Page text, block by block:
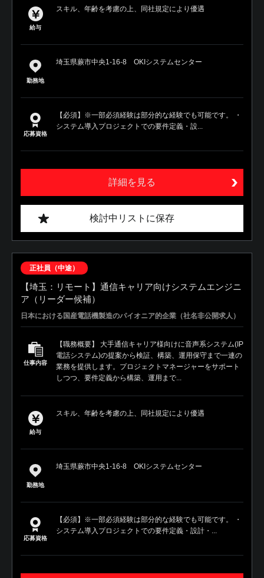
給与
スキル、年齢を考慮の上、同社規定により優遇
勤務地
埼玉県蕨市中央1-16-8 OKIシステムセンター
応募資格
【必須】※一部必須経験は部分的な経験でも可能です。 ・
システム導入プロジェクトでの要件定義・設...
詳細を見る
検討中リストに保存
正社員（中途）
【埼玉：リモート】通信キャリア向けシステムエンジニ
ア（リーダー候補）
日本における国産電話機製造のパイオニア的企業（社名非公開求人）
仕事内容
【職務概要】 大手通信キャリア様向けに音声系システム(IP
電話システム)の提案から検証、構築、運用保守まで一連の
業務を提供します。プロジェクトマネージャーをサポート
しつつ、要件定義から構築、運用まで...
給与
スキル、年齢を考慮の上、同社規定により優遇
勤務地
埼玉県蕨市中央1-16-8 OKIシステムセンター
応募資格
【必須】※一部必須経験は部分的な経験でも可能です。 ・
システム導入プロジェクトでの要件定義・設計・...